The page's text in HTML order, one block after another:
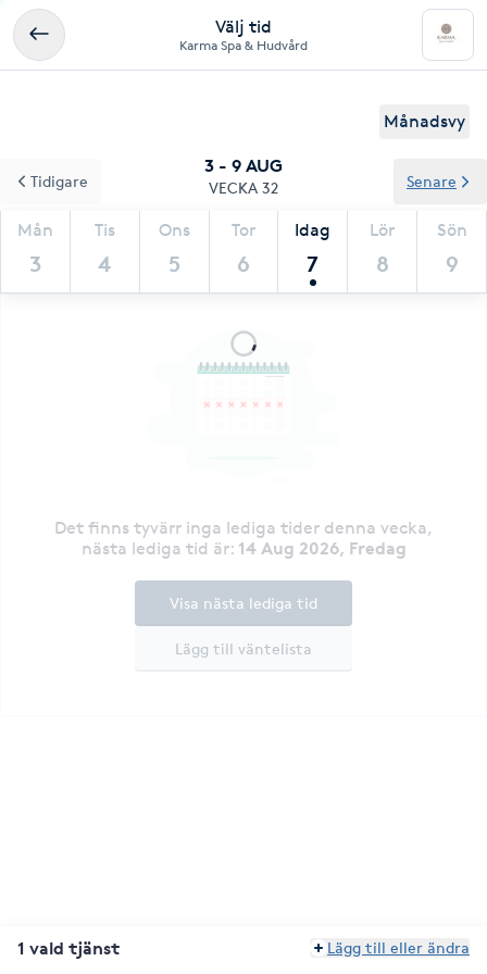
Välj tid
Karma Spa & Hudvård
Månadsvy
3 - 9 AUG
VECKA 32
Mån
3
Tis
4
Ons
5
Tor
6
Idag
7
Lör
8
Sön
9
Tidigare Senare
Det finns tyvärr inga lediga tider denna vecka,
nästa lediga tid är: 14 Aug 2026, Fredag
Lägg till väntelista
Visa nästa lediga tid
1 vald tjänst Lägg till eller ändra